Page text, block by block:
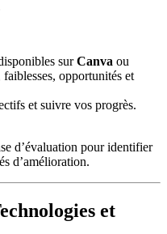
surCanva ou
opportunités et
et suivre vos progrès.
d’évaluation pour identifier
d’amélioration.
et